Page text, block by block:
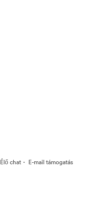
Élő chat · E-mail támogatás